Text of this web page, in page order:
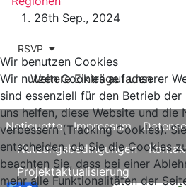
26th Sep., 2024
RSVP
Weitere Einträge laden
Netiquette Impressum
Nutzungsbedingungen
Projektaktualisierung
Wir benutzen Cookies
Wir nutzen Cookies auf unserer
sind essenziell für den Betrieb
uns helfen, diese Website und die
verbessern (Tracking Cookies).
entscheiden, ob Sie die Cookies
beachten Sie, dass bei einer
mehr alle Funktionalitäten der